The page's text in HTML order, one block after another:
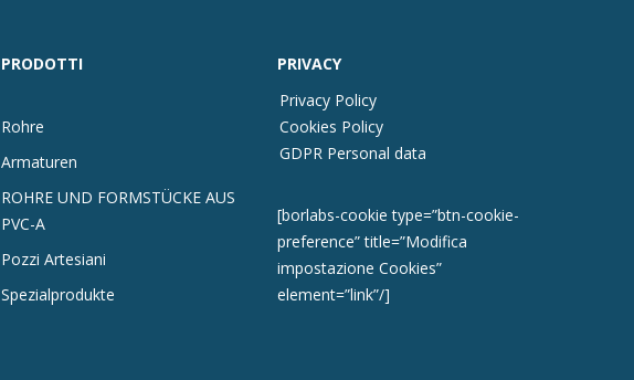
PRODOTTI
Rohre
Armaturen
ROHRE UND FORMSTÜCKE AUS
PVC-A
Pozzi Artesiani
Spezialprodukte
PRIVACY
Privacy Policy
Cookies Policy
GDPR Personal data
[borlabs-cookie type=”btn-cookie-
preference” title=”Modifica
impostazione Cookies”
element=”link”/]